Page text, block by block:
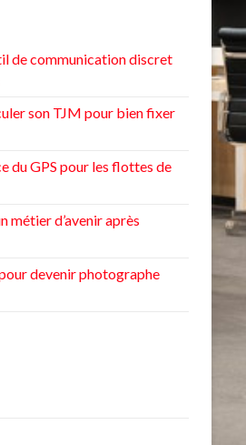
de communication discret
son TJM pour bien fixer
du GPS pour les flottes de
métier d’avenir après
devenir photographe